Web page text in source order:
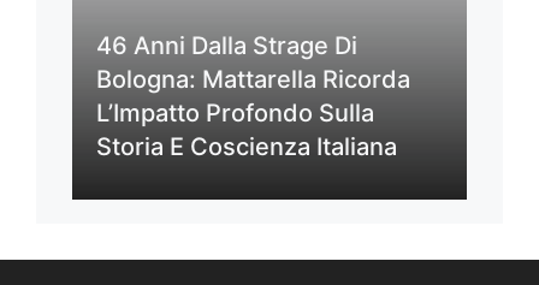
46 Anni Dalla Strage Di
Bologna: Mattarella Ricorda
L’Impatto Profondo Sulla
Storia E Coscienza Italiana